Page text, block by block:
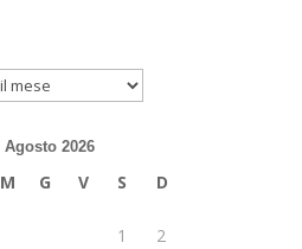
Agosto 2026
M G V S D
1 2